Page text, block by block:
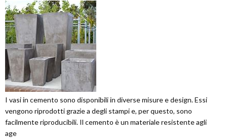
I vasi in cemento sono disponibili in diverse misure e design. Essi
vengono riprodotti grazie a degli stampi e, per questo, sono
facilmente riproducibili. Il cemento è un materiale resistente agli
age